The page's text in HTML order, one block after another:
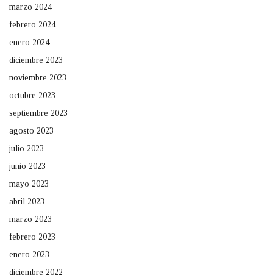
marzo 2024
febrero 2024
enero 2024
diciembre 2023
noviembre 2023
octubre 2023
septiembre 2023
agosto 2023
julio 2023
junio 2023
mayo 2023
abril 2023
marzo 2023
febrero 2023
enero 2023
diciembre 2022